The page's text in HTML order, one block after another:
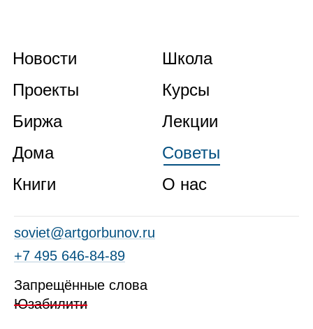
Новости
Проекты
Биржа
Дома
Книги
Школа
Курсы
Лекции
Советы
О нас
soviet@artgorbunov.ru
+7 495 646‑84‑89
Запрещённые слова
Юзабилити